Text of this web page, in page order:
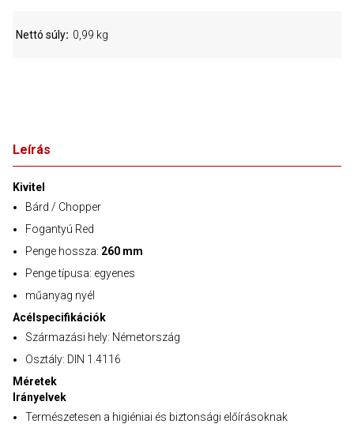
Leírás
Kivitel
Bárd / Chopper
Fogantyú Red
Penge hossza: 260 mm
Penge típusa: egyenes
műanyag nyél
Acélspecifikációk
Származási hely: Németország
Osztály: DIN 1.4116
Méretek
Irányelvek
Természetesen a higiéniai és biztonsági előírásoknak
Nettó súly 0,99 kg